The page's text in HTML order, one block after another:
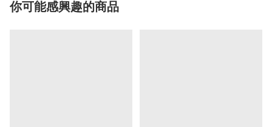
你可能感興趣的商品